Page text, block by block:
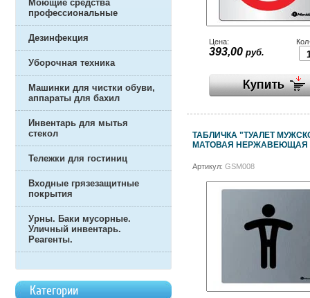
Моющие средства
профессиональные
Дезинфекция
Уборочная техника
Машинки для чистки обуви,
аппараты для бахил
Инвентарь для мытья
стекол
Тележки для гостиниц
Входные грязезащитные
покрытия
Урны. Баки мусорные.
Уличный инвентарь.
Реагенты.
Категории
Цена:
393,00 руб.
ТАБЛИЧКА "ТУАЛЕТ
МАТОВАЯ НЕРЖАВЕЮЩАЯ
Артикул: GSM008